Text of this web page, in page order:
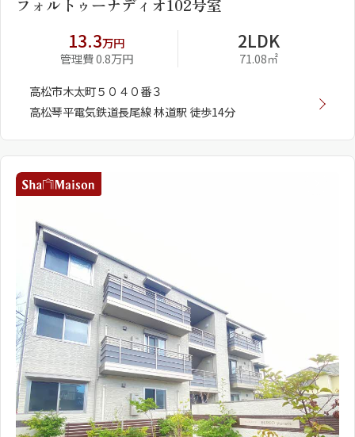
13.3万円
管理費 0.8万円
2LDK
71.08㎡
高松市木太町５０４０番３
高松琴平電気鉄道長尾線 林道駅 徒歩14分